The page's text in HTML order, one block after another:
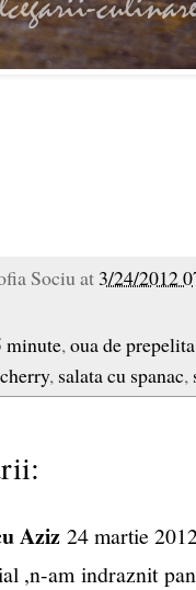
Sociu at 3/24/2012
minute,oua de prepelita
, salata cu spanac,
Aziz 24 martie
,n-am indraznit